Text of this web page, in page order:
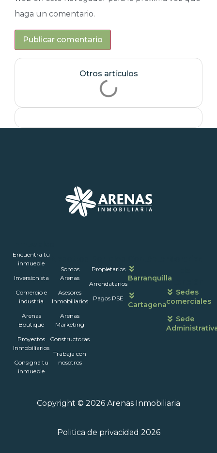
haga un comentario.
Otros artículos
Encuentra tu
inmueble
Inversionista
Comercio e
industria
Arenas
Boutique
Proyectos
Inmobiliarios
Consigna tu
inmueble
Somos
Arenas
Asesores
Inmobiliarios
Arenas
Marketing
Constructoras
Trabaja con
nosotros
Propietarios
Arrendatarios
Pagos PSE
Barranquilla
Cartagena
atención
Sedes
comerciales
Sede
Copyright © 2026 Arenas Inmobiliaria
Politica de privacidad 2026